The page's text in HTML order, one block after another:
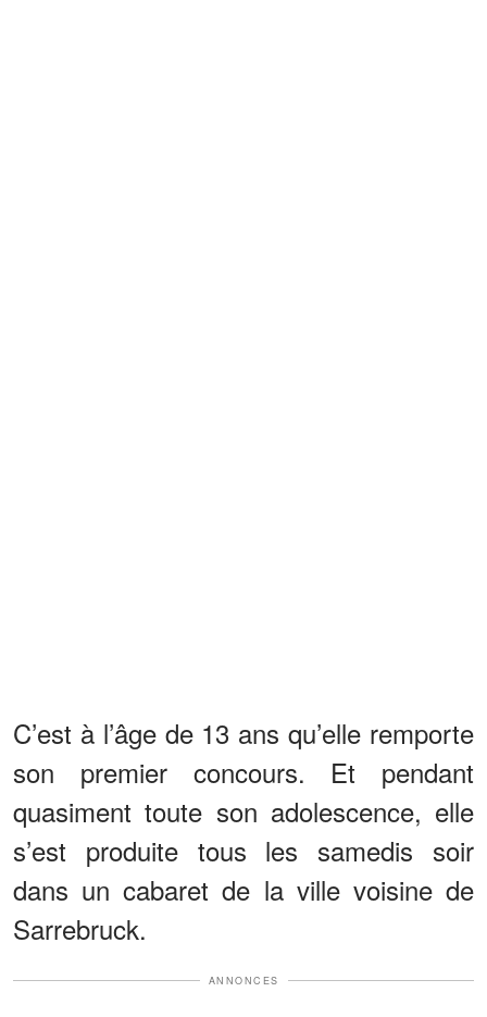
C’est à l’âge de 13 ans qu’elle remporte
son premier concours. Et pendant
quasiment toute son adolescence, elle
s’est produite tous les samedis soir
dans un cabaret de la ville voisine de
Sarrebruck.
ANNONCES